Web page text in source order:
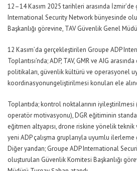
12–14 Kasım 2025 tarihleri arasında
International Security Network bünyesinde
Başkanlığı görevine, TAV Güvenlik Genel
12 Kasım’da gerçekleştirilen Groupe ADP
Toplantısı’nda;ADP, TAV, GMR ve AIG
politikaları, güvenlik kültürü ve operasyonel
koordinasyonungeliştirilmesi konuları ele
Toplantıda;kontrol noktalarının
operatör motivasyonu),DGR eğitiminin
eğitmen altyapısı, drone riskine yönelik teknik
yeni ADP çalışma gruplarıyla uyumlu ilerleme
Diğer yandan; Groupe ADP International
oluşturulan Güvenlik Komitesi Başkanlığı